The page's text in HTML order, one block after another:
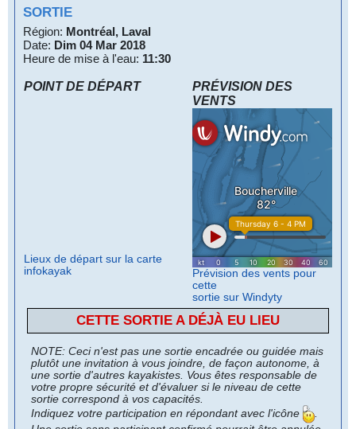
SORTIE
Région: Montréal, Laval
Date: Dim 04 Mar 2018
Heure de mise à l'eau: 11:30
POINT DE DÉPART
Lieux de départ sur la carte
infokayak
PRÉVISION DES
VENTS
Prévision des vents pour
cette
sortie sur Windyty
CETTE SORTIE A DÉJÀ EU LIEU
NOTE: Ceci n'est pas une sortie encadrée ou guidée mais
plutôt une invitation à vous joindre, de façon autonome, à
une sortie d'autres kayakistes. Vous êtes responsable de
votre propre sécurité et d'évaluer si le niveau de cette
sortie correspond à vos capacités.
Indiquez votre participation en répondant avec l'icône
.